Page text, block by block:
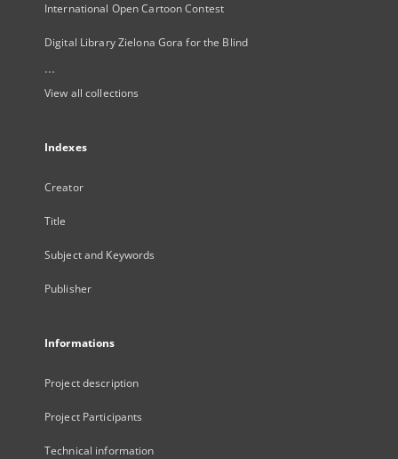
International Open Cartoon Contest
Digital Library Zielona Gora for the Blind
...
View all collections
Indexes
Creator
Title
Subject and Keywords
Publisher
Informations
Project description
Project Participants
Technical information